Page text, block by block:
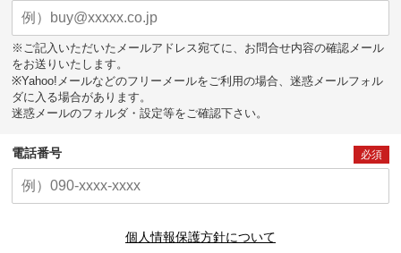
※ご記入いただいたメールアドレス宛てに、お問合せ内容の確認メール
をお送りいたします。
※Yahoo!メールなどのフリーメールをご利用の場合、迷惑メールフォル
ダに入る場合があります。
迷惑メールのフォルダ・設定等をご確認下さい。
電話番号 必須
個人情報保護方針について